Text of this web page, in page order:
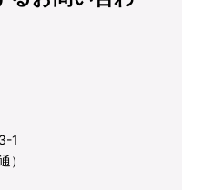
1
）